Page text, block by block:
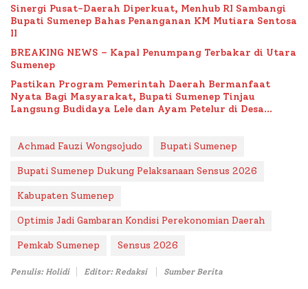
Sinergi Pusat-Daerah Diperkuat, Menhub RI Sambangi
Bupati Sumenep Bahas Penanganan KM Mutiara Sentosa
II
BREAKING NEWS – Kapal Penumpang Terbakar di Utara
Sumenep
Pastikan Program Pemerintah Daerah Bermanfaat
Nyata Bagi Masyarakat, Bupati Sumenep Tinjau
Langsung Budidaya Lele dan Ayam Petelur di Desa
Achmad Fauzi Wongsojudo Bupati Sumenep
Bupati Sumenep Dukung Pelaksanaan Sensus 2026
Kabupaten Sumenep
Optimis Jadi Gambaran Kondisi Perekonomian Daerah
Pemkab Sumenep Sensus 2026
Penulis: Holidi Editor: Redaksi Sumber Berita